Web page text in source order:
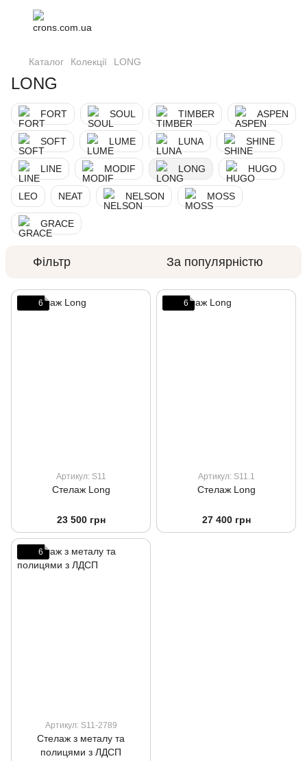
Каталог Колекції LONG
LONG
FORT SOUL TIMBER ASPEN
SOFT LUME LUNA SHINE
LINE MODIF LONG HUGO
LEO NEAT NELSON MOSS
GRACE
Фільтр За популярністю
6
Артикул: S11
Стелаж Long
23 500 грн
6
Артикул: S11.1
Стелаж Long
27 400 грн
6
Артикул: S11-2789
Стелаж з металу та
полицями з ЛДСП